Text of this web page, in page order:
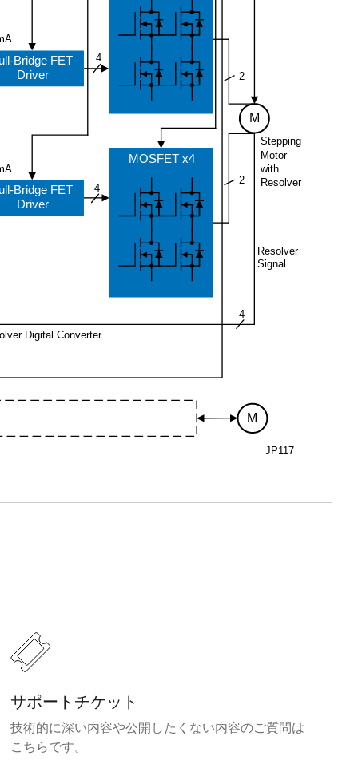
JP117
Bridge FET
Driver
MOSFET x4
M
M
4
4
4
Digital Converter
Stepping
Motor
with
Resolver
Resolver
Signal
2
2
Bridge FET
Driver
サポートチケット
技術的に深い内容や公開したくない内容のご質問は
こちらです。